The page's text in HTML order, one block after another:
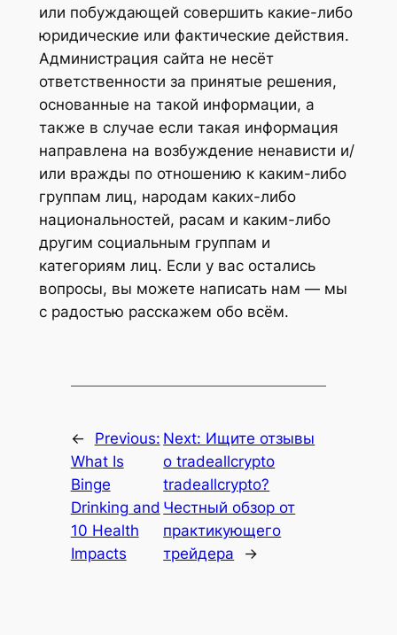
или побуждающей совершить какие-либо
юридические или фактические действия.
Администрация сайта не несёт
ответственности за принятые решения,
основанные на такой информации, а
также в случае если такая информация
направлена на возбуждение ненависти и/
или вражды по отношению к каким-либо
группам лиц, народам каких-либо
национальностей, расам и каким-либо
другим социальным группам и
категориям лиц. Если у вас остались
вопросы, вы можете написать нам — мы
с радостью расскажем обо всём.
←
Previous:
What Is
Binge
Drinking and
10 Health
Impacts
Next: Ищите отзывы
о tradeallcrypto
tradeallcrypto?
Честный обзор от
практикующего
трейдера
→